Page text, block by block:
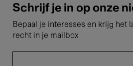
Schrijf je in op onze
Bepaal je interesses en krijg het
recht in je mailbox